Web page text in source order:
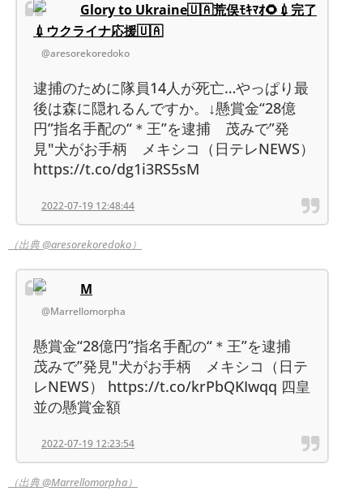
Glory to Ukraine🇺🇦荒俣ﾓｷﾏｵ🌻💉完了
💉ウクライナ応援🇺🇦
@aresorekoredoko
逮捕のために隊員14人が死亡…やっぱり最
後は森に隠れるんですか。↓懸賞金“28億
円”指名手配の“＊王”を逮捕 茂みで”発
見"犬がお手柄 メキシコ（日テレNEWS）
https://t.co/dg1i3RS5sM
2022-07-19 12:48:44
（出典 @aresorekoredoko）
M
@Marrellomorpha
懸賞金“28億円”指名手配の“＊王”を逮捕
茂みで”発見"犬がお手柄 メキシコ（日テ
レNEWS） https://t.co/krPbQKIwqq 四皇
並の懸賞金額
2022-07-19 12:23:54
（出典 @Marrellomorpha）